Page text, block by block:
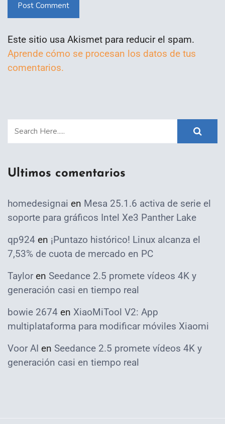
Post Comment
Este sitio usa Akismet para reducir el spam.
Aprende cómo se procesan los datos de tus
comentarios.
Ultimos comentarios
homedesignai en Mesa 25.1.6 activa de serie el
soporte para gráficos Intel Xe3 Panther Lake
qp924 en ¡Puntazo histórico! Linux alcanza el
7,53% de cuota de mercado en PC
Taylor en Seedance 2.5 promete vídeos 4K y
generación casi en tiempo real
bowie 2674 en XiaoMiTool V2: App
multiplataforma para modificar móviles Xiaomi
Voor AI en Seedance 2.5 promete vídeos 4K y
generación casi en tiempo real